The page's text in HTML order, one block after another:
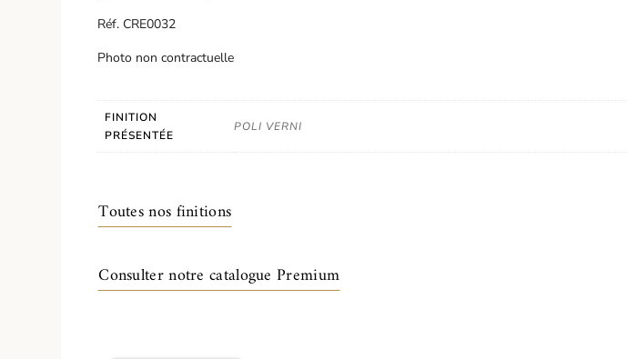
Réf. CRE0032
Photo non contractuelle
FINITION
PRÉSENTÉE
POLI VERNI
Toutes nos finitions
Consulter notre catalogue Premium